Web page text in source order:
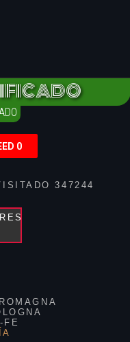
0
347244
FE